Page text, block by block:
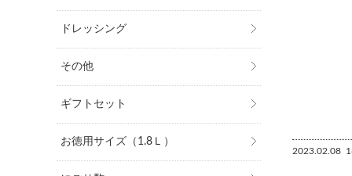
2023.02.08
ドレッシング
その他
ギフトセット
お徳用サイズ（1.8Ｌ）